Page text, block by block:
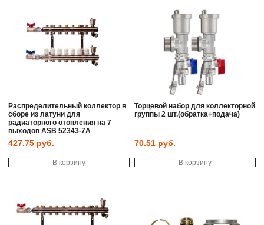
Распределительный коллектор в
сборе из латуни для
радиаторного отопления на 7
выходов ASB 52343-7A
427.75 руб.
В корзину
Торцевой набор для коллекторной
группы 2 шт.(обратка+подача)
70.51 руб.
В корзину